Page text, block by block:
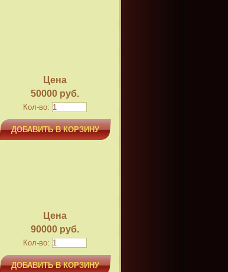
Цена
50000 руб.
Кол-во:
ДОБАВИТЬ В КОРЗИНУ
Цена
90000 руб.
Кол-во:
ДОБАВИТЬ В КОРЗИНУ